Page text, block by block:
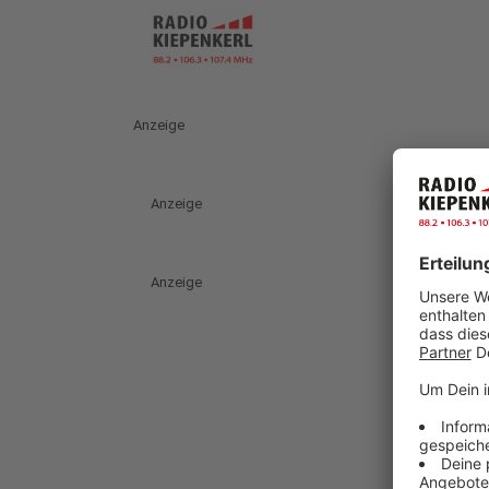
Anzeige
Anzeige
Anzeige